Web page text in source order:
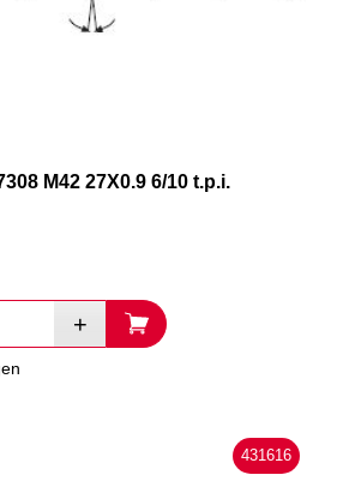
M42 27X0.9 6/10 t.p.i.
431616